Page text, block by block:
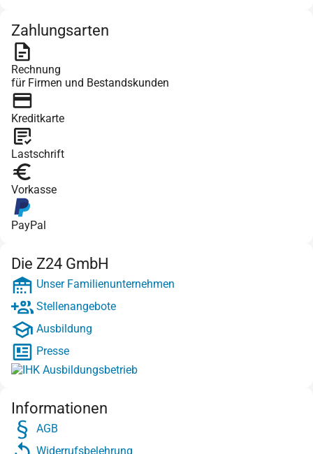
Zahlungsarten
Rechnung
für Firmen und Bestandskunden
Kreditkarte
Lastschrift
Vorkasse
PayPal
Die Z24 GmbH
Unser Familienunternehmen
Stellenangebote
Ausbildung
Presse
Informationen
AGB
Widerrufsbelehrung